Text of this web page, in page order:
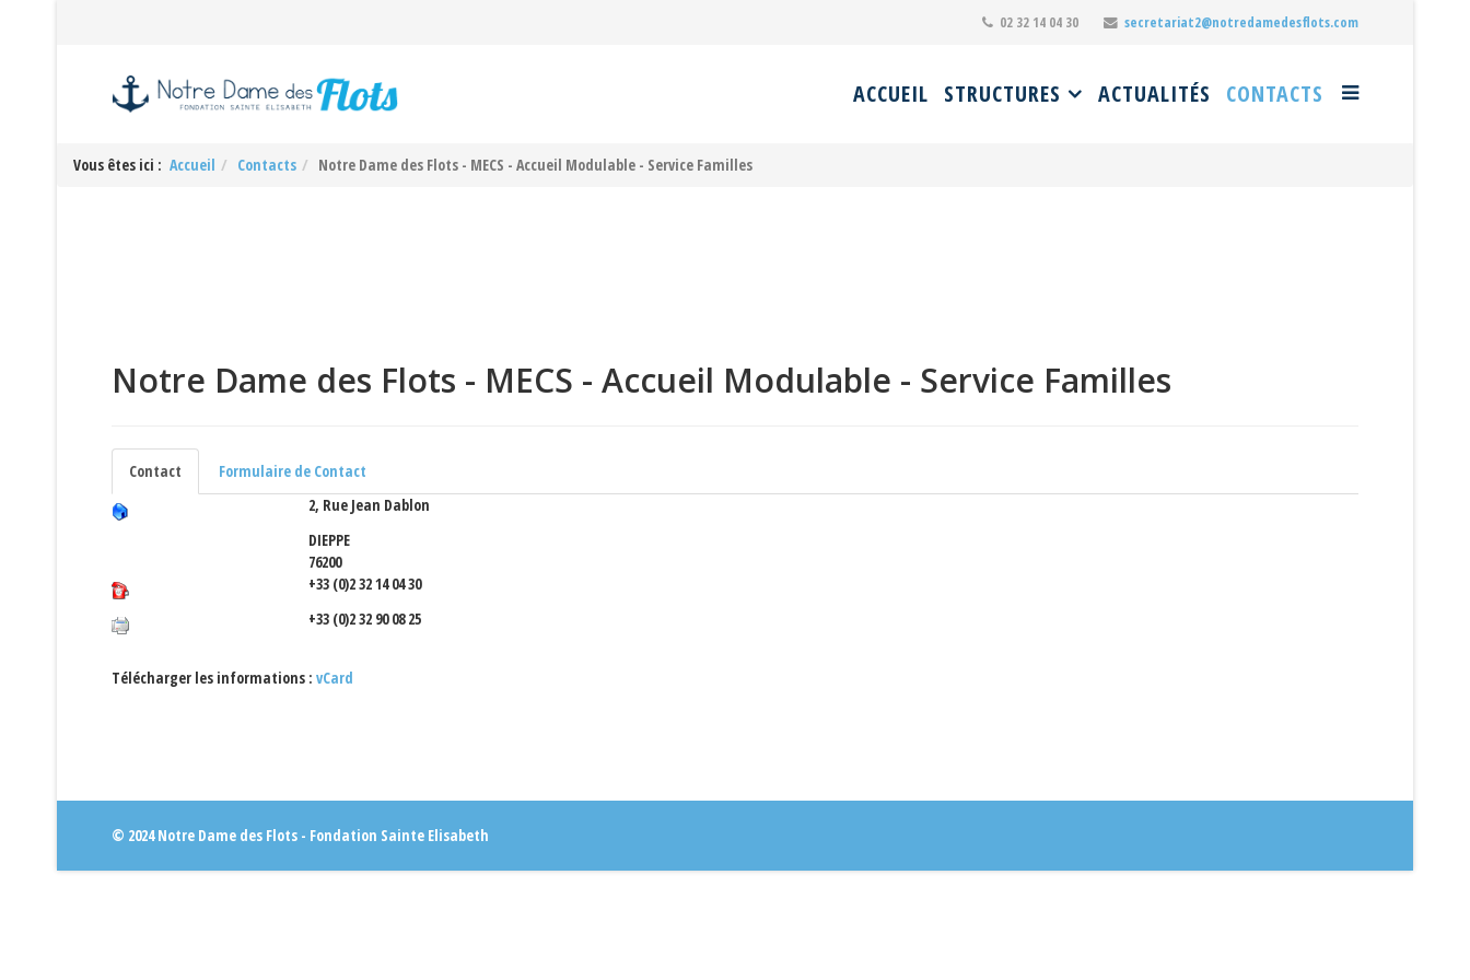
02 32 14 04 30 secretariat2@notredamedesflots.com
ACCUEIL STRUCTURES ACTUALITÉS CONTACTS
Vous êtes ici : Accueil Contacts Notre Dame des Flots - MECS - Accueil Modulable - Service Familles
Notre Dame des Flots - MECS - Accueil Modulable - Service Familles
Contact
Formulaire de Contact
2, Rue Jean Dablon
DIEPPE
76200
+33 (0)2 32 14 04 30
+33 (0)2 32 90 08 25
Télécharger les informations : vCard
© 2024 Notre Dame des Flots - Fondation Sainte Elisabeth